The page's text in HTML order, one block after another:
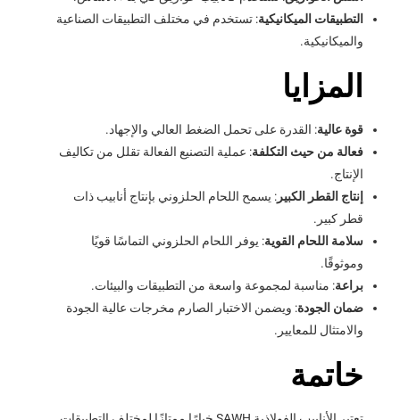
التطبيقات الميكانيكية: تستخدم في مختلف التطبيقات الصناعية
والميكانيكية.
المزايا
قوة عالية: القدرة على تحمل الضغط العالي والإجهاد.
فعالة من حيث التكلفة: عملية التصنيع الفعالة تقلل من تكاليف
الإنتاج.
إنتاج القطر الكبير: يسمح اللحام الحلزوني بإنتاج أنابيب ذات
قطر كبير.
سلامة اللحام القوية: يوفر اللحام الحلزوني التماسًا قويًا
وموثوقًا.
براعة: مناسبة لمجموعة واسعة من التطبيقات والبيئات.
ضمان الجودة: ويضمن الاختبار الصارم مخرجات عالية الجودة
والامتثال للمعايير.
خاتمة